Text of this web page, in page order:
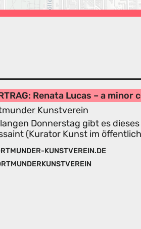
Renata Lucas – a
Kunstverein
Donnerstag gibt es
(Kurator Kunst im
KUNSTVEREIN.DE